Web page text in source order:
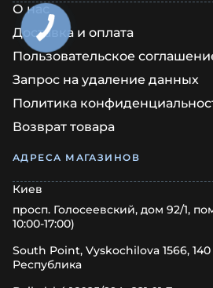
О нас
Доставка и оплата
Пользовательское
Запрос на удаление данных
Политика
Возврат товара
АДРЕСА МАГАЗИНОВ
Киев
просп. Голосеевский, дом 92/1,
10:00-17:00)
South Point, Vyskochilova 1566,
Республика